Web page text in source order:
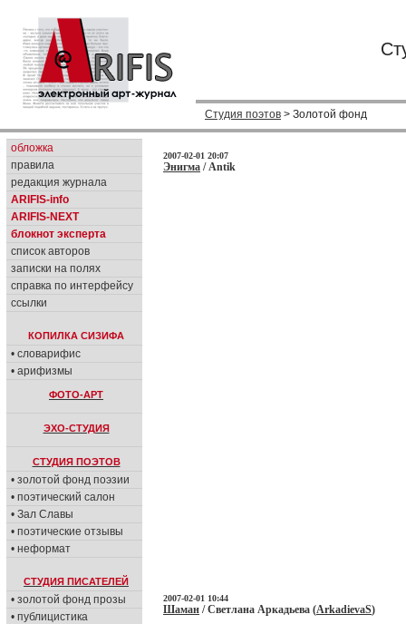
Студия поэтов > Золотой фонд
обложка
правила
редакция журнала
ARIFIS-info
ARIFIS-NEXT
блокнот эксперта
список авторов
записки на полях
справка по интерфейсу
ссылки
КОПИЛКА СИЗИФА
• словарифис
• арифизмы
ФОТО-АРТ
ЭХО-СТУДИЯ
СТУДИЯ ПОЭТОВ
• золотой фонд поэзии
• поэтический салон
• Зал Славы
• поэтические отзывы
• неформат
СТУДИЯ ПИСАТЕЛЕЙ
• золотой фонд прозы
• публицистика
2007-02-01 20:07
Энигма / Antik
2007-02-01 10:44
Шаман / Светлана Аркадьева (ArkadievaS)